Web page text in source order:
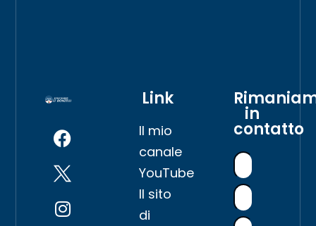
Link
Il mio
canale
YouTube
Il sito
di
in
contatto